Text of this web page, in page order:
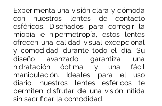
Experimenta una visión clara y cómoda
con nuestros lentes de contacto
esféricos. Diseñados para corregir la
miopía e hipermetropía, estos lentes
ofrecen una calidad visual excepcional
y comodidad durante todo el día. Su
diseño avanzado garantiza una
hidratación óptima y una fácil
manipulación. Ideales para el uso
diario, nuestros lentes esféricos te
permiten disfrutar de una visión nítida
sin sacrificar la comodidad.